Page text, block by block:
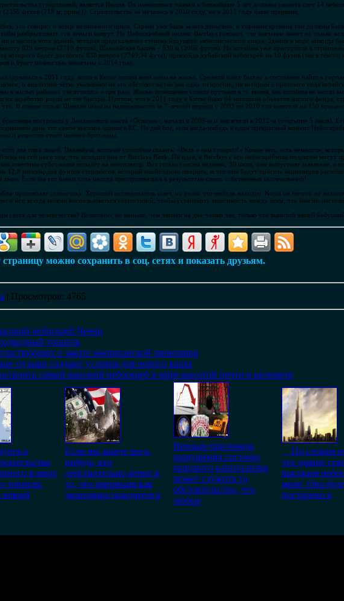
суперзданий, является Индия. По имеющимся планам в ближайшие 5 лет должны увидеть свет 14
футов (718 м; прим.)). Строительство её началось в 2010 году, но в 2011 году было прервано.
это говорит о конце возможного цикла. Страна уже была залита деньгами, в хорошие времена там должны
разбрызгивать эти деньги вокруг. Но Небоскрёбный индекс Barclays говорит, что значение имеет не только
и высота этих зданий, которая предсказывает степень будущего экономического спада. Здания в мире никогда
829 метров (2719 футов), Шанхайская башня – 630 м (2066 футов). Но китайцы уже приступили к
которого будет достигать 838 метров (2749,34 фута), превзойдя дубайский небоскрёб на 10 футов (так в тексте;
и будет полностью закончена к 2014 году.
сдуваться в 2011 году, когда в Китае пошли вниз цены на жильё. Средний класс был не в состоянии найти в
и аналитики чётко указывают на это обстоятельство как одну из причин, по которым с прошлого года
в жилых районах увеличились в три раза. Жилые помещения стояли пустыми в то время, как китайцы не могли
их заработки росли не так быстро. Притом, что в 2011 году в Китае было 64 миллиона объектов жилого фонда,
что. В одном только Шанхае цены на недвижимость за 7-летний период с 2003 по 2010 год взлетели на 150
британцы построили у Лондонского моста «Осколок»; начали в 2009-м и закончили в 2012-м (открытие 5 июля).
день это самое высокое здание в ЕС. Не дай бог, если когда-нибудь в один прекрасный момент
и рецессии стоят именно британцы.
два типа людей. Паникёры, которые способны сказать: «Ведь я вам говорил!» Кроме них, есть немногие,
на сей раз в том, что исходит она от Barclays Bank. По идее, в Barclays с его небоскрёбным индексом могут
известная субстанция попадёт на вентилятор. Вот только совсем недавно, 30 июля, они выпустили заявление, в
12,8 миллиардов фунтов стерлингов, который необходимо покрыть, и что они будут просить акционеров
Если бы эти банки хоть иногда прислушивались к результатам своих собственных исследований!
производят статистику. Хороший исследователь ищет, но редко что-нибудь находит. Когда он ничего не
нет, всегда можно воспользоваться статистикой, чтобы установить зависимость между всем, что нам по-
света для человечества? Возможно, не меньше, чем чаинки на дне чашки чая, только что выпитой вашей бабушкой.
страницу можно сохранить в соц. сетях и показать друзьям.
| Просмотров: 4765
небоскреб Чечни
тоннель
о закате американской экономики
пузыри создают условия для нового краха
самый высокий небоскреб в мире высотой почти в километр
к
в мире
тоннеля.
новый
Если вы знаете кого-
нибудь, кто
действительно верит в
то, что американская
экономика находится в
Верным признаком
разрушения системы
мирового капитализма
может служить то
обстоятельство, что
любые
По словам
это здание
высоким
мире. Оно
построено к